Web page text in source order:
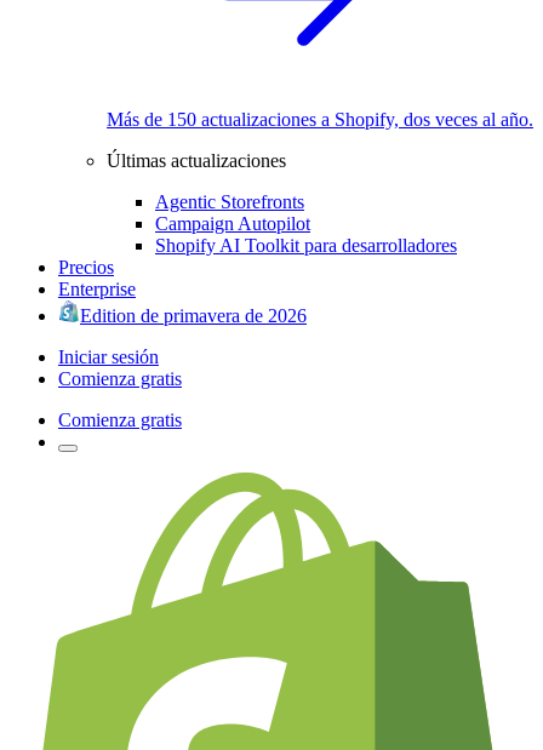
Más de 150 actualizaciones a Shopify, dos veces al año.
Últimas actualizaciones
Agentic Storefronts
Campaign Autopilot
Shopify AI Toolkit para desarrolladores
Precios
Enterprise
Edition de primavera de 2026
Iniciar sesión
Comienza gratis
Comienza gratis